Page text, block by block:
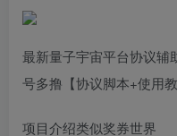
最新量子宇宙平台协议辅
号多撸【协议脚本+使用教
项目介绍类似奖券世界